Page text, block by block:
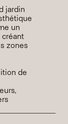
jardin
un
créant
zones
de